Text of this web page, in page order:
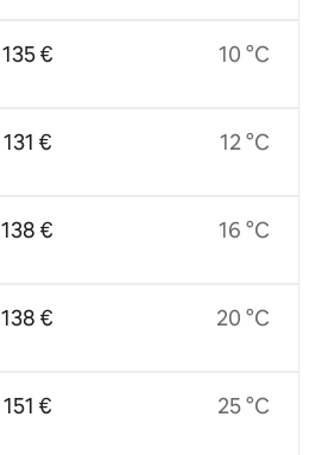
135 €
131 €
138 €
138 €
151 €
10 °C
12 °C
16 °C
20 °C
25 °C